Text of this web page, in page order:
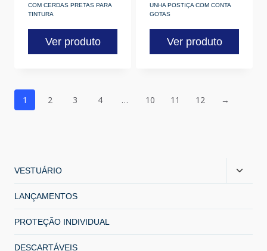
COM CERDAS PRETAS PARA
TINTURA
Ver produto
UNHA POSTIÇA COM CONTA
GOTAS
Ver produto
1 2 3 4 … 10 11 12 →
VESTUÁRIO
LANÇAMENTOS
PROTEÇÃO INDIVIDUAL
DESCARTÁVEIS